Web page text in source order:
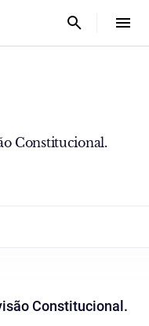
Constitucional.
Constitucional.